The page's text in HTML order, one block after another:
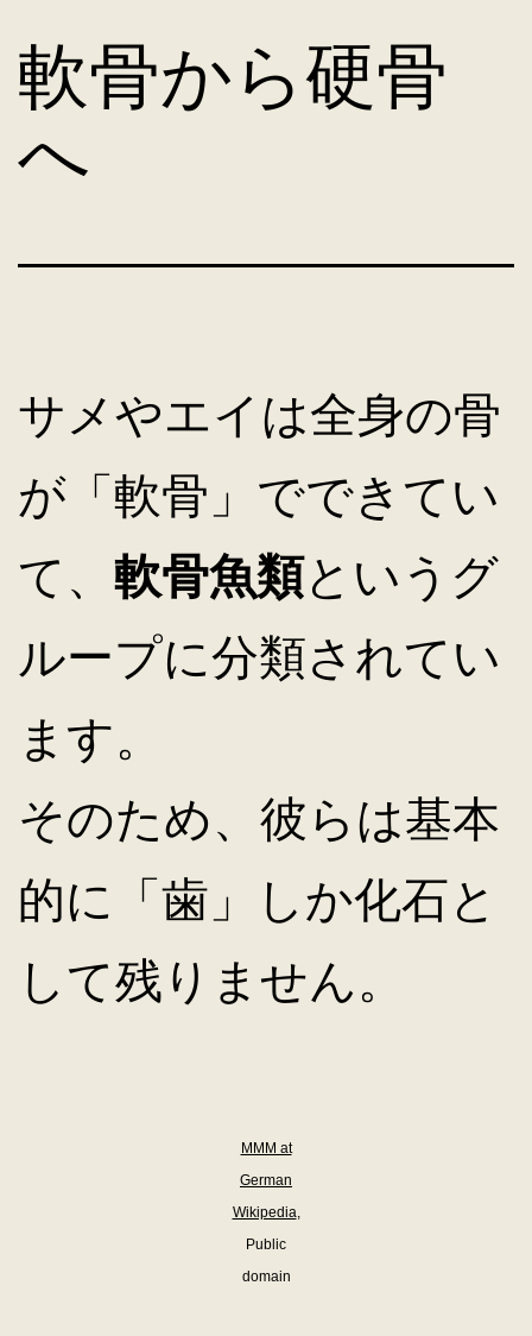
コ
ン
ン
へ
ス
キ
ッ
プ
軟骨から硬骨
へ
サメやエイは全身の骨
が「軟骨」でできてい
て、 軟骨魚類というグ
ループに分類されてい
ます。
そのため、彼らは基本
的に「歯」しか化石と
して残りません。
MMM at
German
Wikipedia,
Public
domain